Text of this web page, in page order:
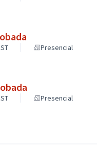
Presencial
Presencial